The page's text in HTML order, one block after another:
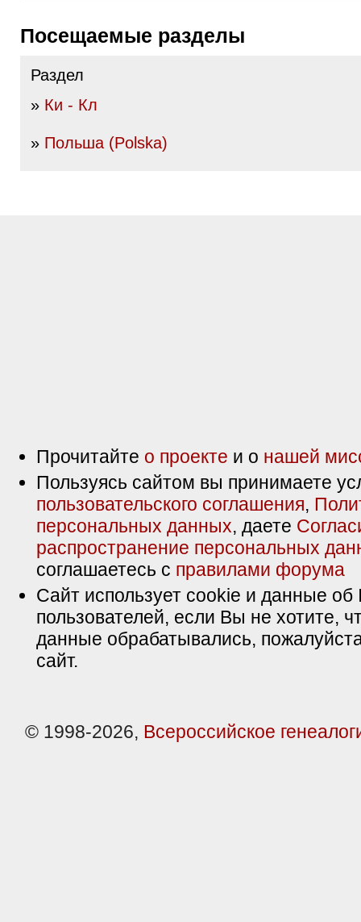
Посещаемые разделы
Раздел
» Ки - Кл
» Польша (Polska)
Прочитайте о проекте и о нашей
Пользуясь сайтом вы принимаете
пользовательского соглашения,
персональных данных, даете
распространение персональных
соглашаетесь с правилами форума
Сайт использует cookie и данные об
пользователей, если Вы не хотите,
данные обрабатывались,
сайт.
© 1998-2026, Всероссийское